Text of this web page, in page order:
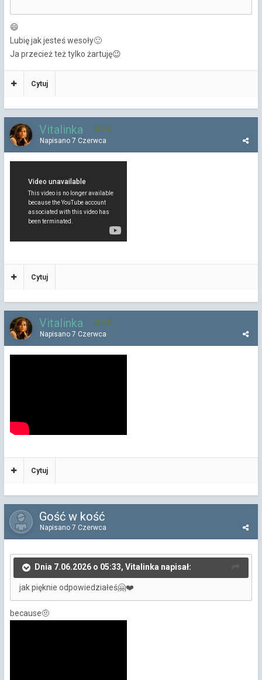
😄
Lubię jak jesteś wesoły🙂
Ja przecież też tylko żartuję😉
Cytuj
Vitalinka 392
Napisano 7 Czerwca
Cytuj
Vitalinka 392
Napisano 7 Czerwca
Cytuj
Gość w kość
Napisano 7 Czerwca
Dnia 7.06.2026 o 05:33, Vitalinka napisał:
jak pięknie odpowiedziałeś🤗❤️
because🤨